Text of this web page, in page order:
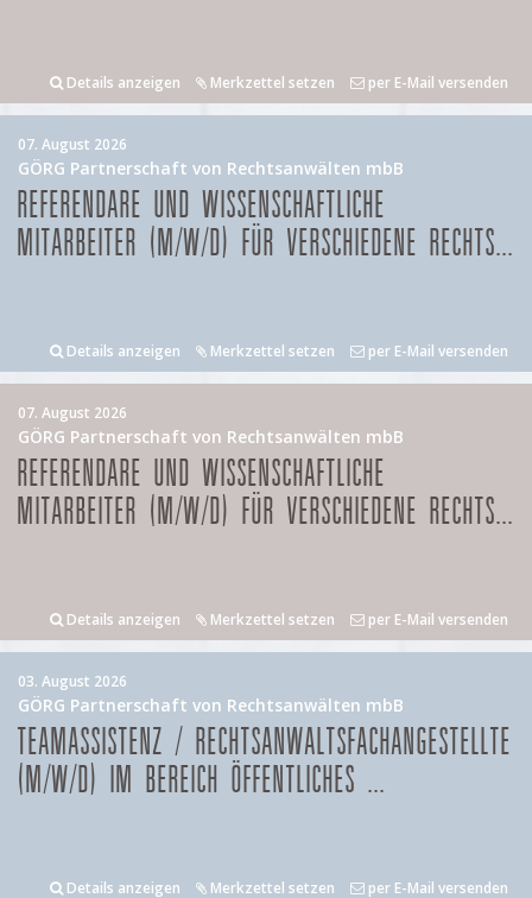
Details anzeigen Merkzettel setzen per E-Mail versenden
07. August 2026
GÖRG Partnerschaft von Rechtsanwälten mbB
REFERENDARE UND WISSENSCHAFTLICHE
MITARBEITER (M/W/D) FÜR VERSCHIEDENE RECHTS...
Details anzeigen Merkzettel setzen per E-Mail versenden
07. August 2026
GÖRG Partnerschaft von Rechtsanwälten mbB
REFERENDARE UND WISSENSCHAFTLICHE
MITARBEITER (M/W/D) FÜR VERSCHIEDENE RECHTS...
Details anzeigen Merkzettel setzen per E-Mail versenden
03. August 2026
GÖRG Partnerschaft von Rechtsanwälten mbB
TEAMASSISTENZ / RECHTSANWALTSFACHANGESTELLTE
(M/W/D) IM BEREICH ÖFFENTLICHES ...
Details anzeigen Merkzettel setzen per E-Mail versenden